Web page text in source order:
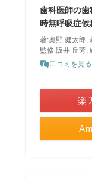
歯科医師の
時無呼吸症
著:奥野 健太郎,
監修:阪井 丘芳,
口コミを見る
楽